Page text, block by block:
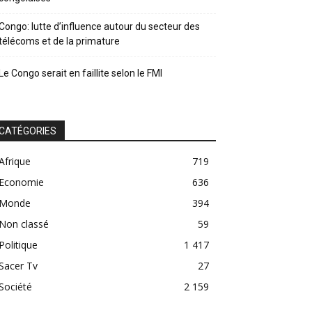
lutte d’influence autour du secteur des
et de la primature
Congo serait en faillite selon le FMI
719
636
394
classé
59
1 417
Tv
27
2 159